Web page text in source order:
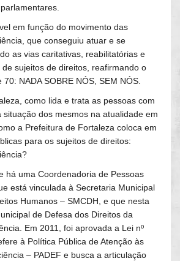
em função do movimento das
que conseguiu atuar e se
as vias caritativas, reabilitatórias e
sujeitos de direitos, reafirmando o
NADA SOBRE NÓS, SEM NÓS.
como lida e trata as pessoas com
situação dos mesmos na atualidade em
a Prefeitura de Fortaleza coloca em
para os sujeitos de direitos:
há uma Coordenadoria de Pessoas
está vinculada à Secretaria Municipal
Humanos – SMCDH, e que nesta
de Defesa dos Direitos da
Em 2011, foi aprovada a Lei nº
à Política Pública de Atenção às
– PADEF e busca a articulação